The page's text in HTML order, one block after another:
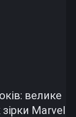
велике
Marvel